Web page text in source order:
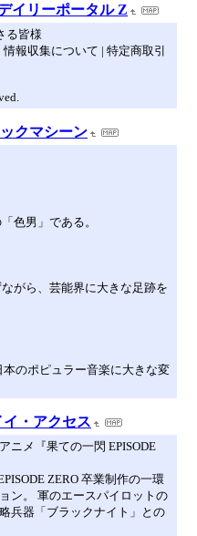
イリーポータル Z
る皆様
報収集について | 特定商取引
クマシーン
色男」である。
がら、芸能界に大きな足跡を
のポピュラー音楽に大きな変
・アクセス
ニメ『果ての一閃 EPISODE
ZERO 卒業制作の一環
ン。 軍のエースパイロットの
兵器「ブラックナイト」との